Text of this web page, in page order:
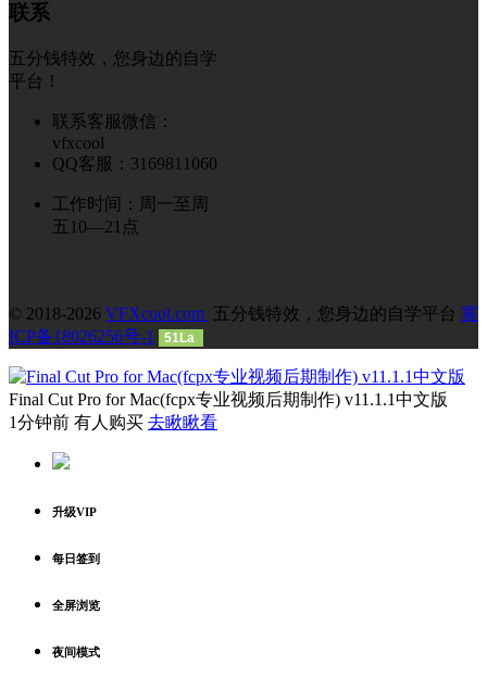
联系
五分钱特效，您身边的自学
平台！
联系客服微信：
vfxcool
QQ客服：3169811060
工作时间：周一至周
五10—21点
© 2018-2026 VFXcool.com 五分钱特效，您身边的自学平台 冀
ICP备18026256号-1
51La
Final Cut Pro for Mac(fcpx专业视频后期制作) v11.1.1中文版
1分钟前 有人购买 去瞅瞅看
升级VIP
每日签到
全屏浏览
夜间模式